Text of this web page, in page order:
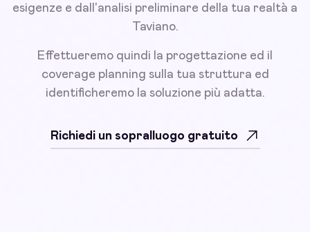
esigenze e dall'analisi preliminare della tua realtà a
Taviano.
Effettueremo quindi la progettazione ed il
coverage planning sulla tua struttura ed
identificheremo la soluzione più adatta.
Richiedi un sopralluogo gratuito